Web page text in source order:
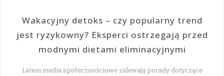
Wakacyjny detoks – czy popularny trend
jest ryzykowny? Eksperci ostrzegają przed
modnymi dietami eliminacyjnymi
Latem media społecznościowe zalewają porady dotyczące